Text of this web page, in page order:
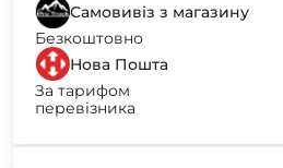
Самовивіз з магазину
Безкоштовно
Нова Пошта
За тарифом
перевізника